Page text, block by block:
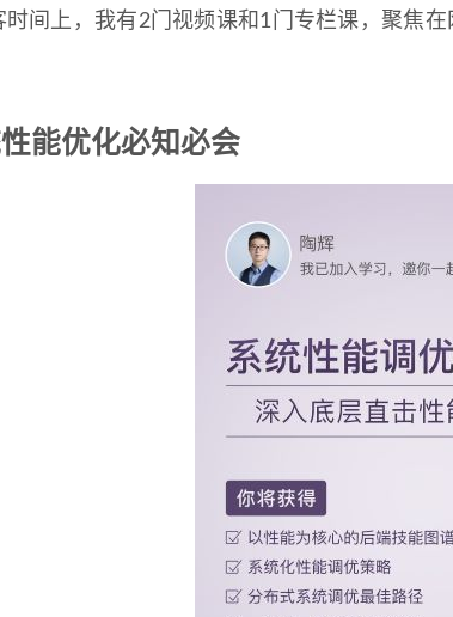
时间上，我有2门视频课和1门专栏课，聚焦
能优化必知必会